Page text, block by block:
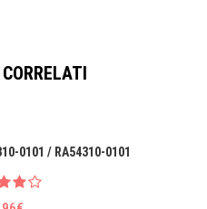
0101 / RA54310-0101